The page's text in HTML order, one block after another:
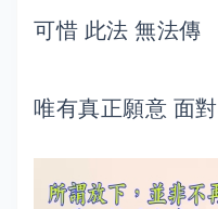
可惜 此法 無法傳
唯有真正願意 面